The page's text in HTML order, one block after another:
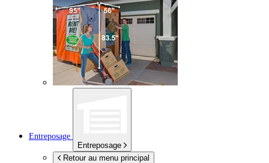
Entreposage
Entreposage
Retour au menu principal